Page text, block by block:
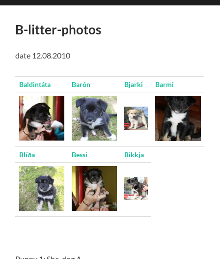
Menü
B-litter-photos
date 12.08.2010
Baldintáta Barón Bjarki Barmi
Blíða Bessi Bikkja